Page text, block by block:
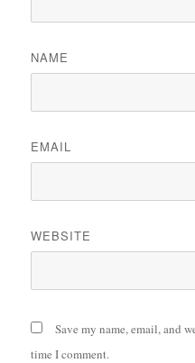
NAME
EMAIL
WEBSITE
Save my name, email, and
time I comment.